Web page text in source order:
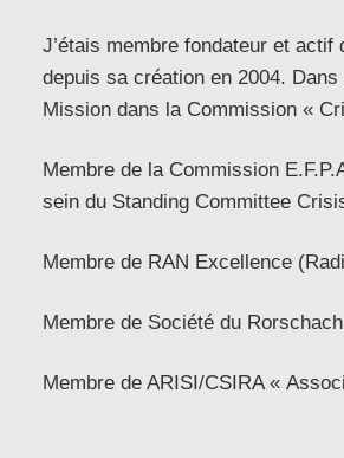
J’étais membre fondateur et
depuis sa création en 2004.
Mission dans la Commission «
Membre de la Commission
sein du Standing Committee
Membre de RAN Excellence
Membre de Société du Rorschach
Membre de ARISI/CSIRA «